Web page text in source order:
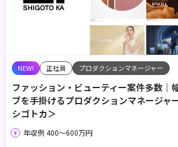
正社員 プロダクションマネージャー
ファッション・ビューティー案件多数｜
ブを手掛けるプロダクションマネージャ
シゴトカ＞
年収例 400〜600万円